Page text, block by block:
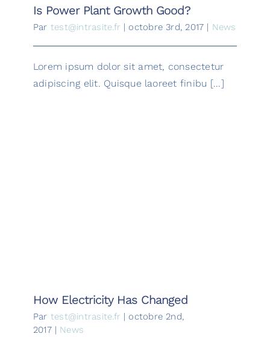
Is Power Plant Growth Good?
Par test@intrasite.fr octobre 3rd, 2017 News
Lorem ipsum dolor sit amet, consectetur
adipiscing elit. Quisque laoreet finibu [...]
How Electricity Has Changed
Par test@intrasite.fr | octobre 2nd,
2017 | News